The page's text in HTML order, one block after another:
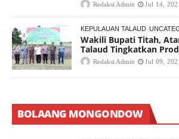
Redaksi Admin Jul 14,
KEPULAUAN TALAUD
Wakili Bupati Titah,
Talaud Tingkatkan
Redaksi Admin Jul 09,
BOLAANG MONGONDOW